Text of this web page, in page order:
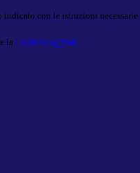
con le istruzioni necessarie.
la Login Spaggiari